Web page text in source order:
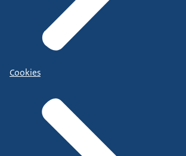
Cookies